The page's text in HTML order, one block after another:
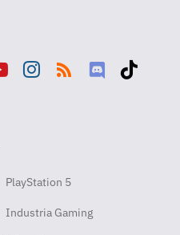
PlayStation 5
Industria Gaming